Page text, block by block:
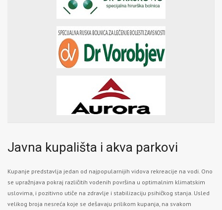
Javna kupališta i akva parkovi
Kupanje predstavlja jedan od najpopularnijih vidova rekreacije na vodi. Ono
se upražnjava pokraj različitih vodenih površina u optimalnim klimatskim
uslovima, i pozitivno utiče na zdravlje i stabilizaciju psihičkog stanja. Usled
velikog broja nesreća koje se dešavaju prilikom kupanja, na svakom